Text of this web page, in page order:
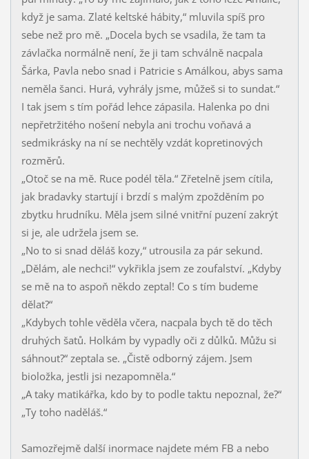
když je sama. Zlaté keltské hábity,“ mluvila spíš pro
sebe než pro mě. „Docela bych se vsadila, že tam ta
závlačka normálně není, že ji tam schválně nacpala
Šárka, Pavla nebo snad i Patricie s Amálkou, abys sama
neměla šanci. Hurá, vyhrály jsme, můžeš si to sundat.“
I tak jsem s tím pořád lehce zápasila. Halenka po dni
nepřetržitého nošení nebyla ani trochu voňavá a
sedmikrásky na ní se nechtěly vzdát kopretinových
rozměrů.
„Otoč se na mě. Ruce podél těla.“ Zřetelně jsem cítila,
jak bradavky startují i brzdí s malým zpožděním po
zbytku hrudníku. Měla jsem silné vnitřní puzení zakrýt
si je, ale udržela jsem se.
„No to si snad děláš kozy,“ utrousila za pár sekund.
„Dělám, ale nechci!“ vykřikla jsem ze zoufalství. „Kdyby
se mě na to aspoň někdo zeptal! Co s tím budeme
dělat?“
„Kdybych tohle věděla včera, nacpala bych tě do těch
druhých šatů. Holkám by vypadly oči z důlků. Můžu si
sáhnout?“ zeptala se. „Čistě odborný zájem. Jsem
bioložka, jestli jsi nezapomněla.“
„A taky matikářka, kdo by to podle taktu nepoznal, že?“
„Ty toho naděláš.“
Samozřejmě další inormace najdete mém FB a nebo